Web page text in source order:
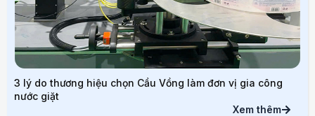
3 lý do thương hiệu chọn Cầu Vồng làm đơn vị gia công
nước giặt
Xem thêm